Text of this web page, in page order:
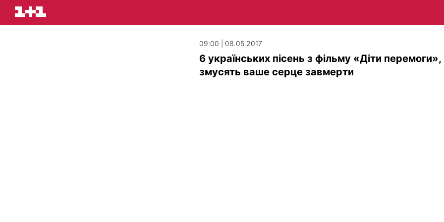
09:00 | 08.05.2017
6 українських пісень з фільму «Діти перемоги»,
змусять ваше серце завмерти